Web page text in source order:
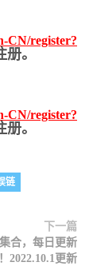
CN/register?
。
CN/register?
。
链
下一篇
合，每日更新
2022.10.1更新